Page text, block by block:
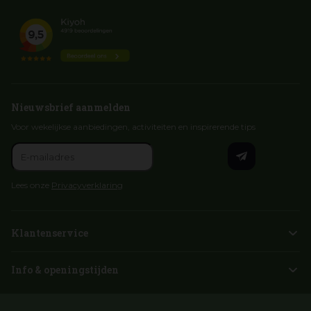
Nieuwsbrief aanmelden
Voor wekelijkse aanbiedingen, activiteiten en inspirerende tips
Lees onze Privacyverklaring
Klantenservice
Info & openingstijden